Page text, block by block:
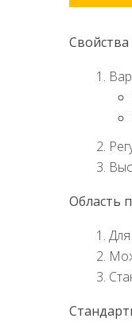
Свойства
Область